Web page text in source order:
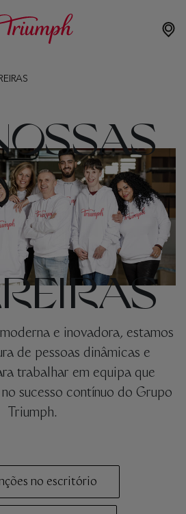
e inovadora, estamos
de pessoas dinâmicas e
trabalhar em equipa que
sucesso contínuo do Grupo
Triumph.
no escritório